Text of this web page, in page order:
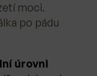
moci.
po pádu
úrovni